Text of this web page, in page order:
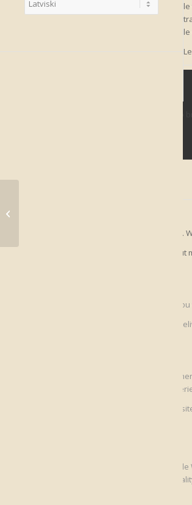
language
How we use cookies
We may request cookies to be set on your
Click on the different category headings to find
These cookies are strictly necessary to provide
Because these cookies are strictly necessary to
These cookies collect information that is used
application for you in order to enhance your
If you do not want that we track your visist to our
We also use different external services like
aware that this might heavily reduce the